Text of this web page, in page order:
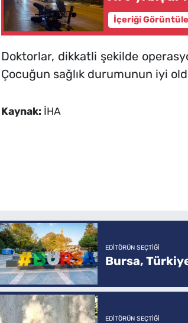
İçeriği Görüntüle
Doktorlar, dikkatli şekilde
Çocuğun sağlık durumunun iyi
Kaynak: İHA
EDITÖRÜN SEÇTIĞI
Bursa,
EDITÖRÜN SEÇTIĞI